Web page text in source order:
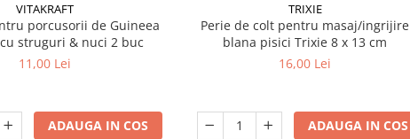
VITAKRAFT
porcusorii de Guineea
struguri & nuci 2 buc
11,00 Lei
ADAUGA IN COS
TRIXIE
Perie de colt pentru masaj/ingrijire
blana pisici Trixie 8 x 13 cm
16,00 Lei
ADAUGA IN COS